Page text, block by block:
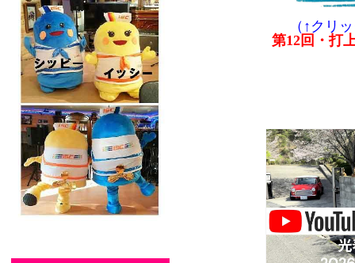
（↑クリ
第12回・打